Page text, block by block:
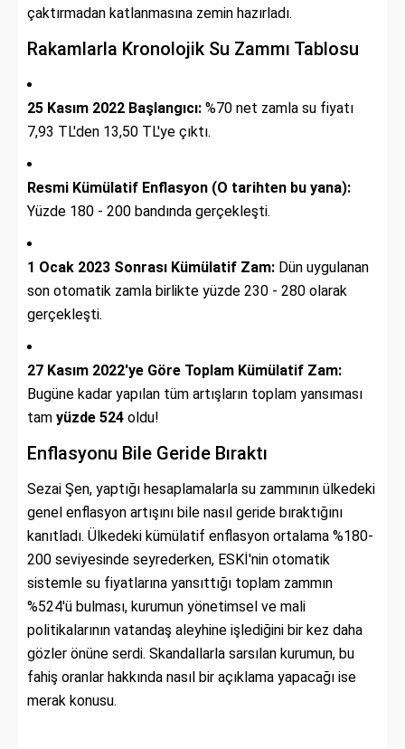
çaktırmadan katlanmasına zemin hazırladı.
Rakamlarla Kronolojik Su Zammı Tablosu
25 Kasım 2022 Başlangıcı: %70 net zamla su fiyatı
7,93 TL'den 13,50 TL'ye çıktı.
Resmi Kümülatif Enflasyon (O tarihten bu yana):
Yüzde 180 - 200 bandında gerçekleşti.
1 Ocak 2023 Sonrası Kümülatif Zam: Dün uygulanan
son otomatik zamla birlikte yüzde 230 - 280 olarak
gerçekleşti.
27 Kasım 2022'ye Göre Toplam Kümülatif Zam:
Bugüne kadar yapılan tüm artışların toplam yansıması
tam yüzde 524 oldu!
Enflasyonu Bile Geride Bıraktı
Sezai Şen, yaptığı hesaplamalarla su zammının ülkedeki
genel enflasyon artışını bile nasıl geride bıraktığını
kanıtladı. Ülkedeki kümülatif enflasyon ortalama %180-
200 seviyesinde seyrederken, ESKİ'nin otomatik
sistemle su fiyatlarına yansıttığı toplam zammın
%524'ü bulması, kurumun yönetimsel ve mali
politikalarının vatandaş aleyhine işlediğini bir kez daha
gözler önüne serdi. Skandallarla sarsılan kurumun, bu
fahiş oranlar hakkında nasıl bir açıklama yapacağı ise
merak konusu.